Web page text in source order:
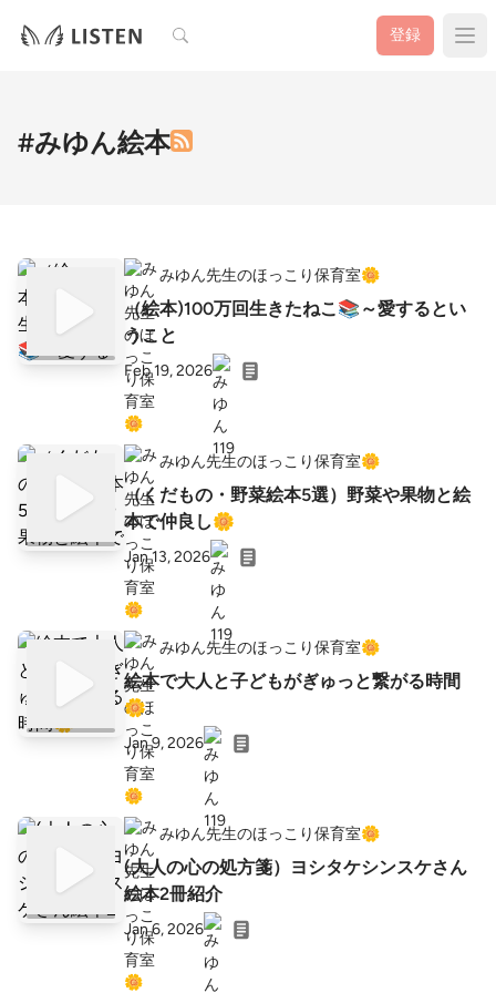
検索 登録
#みゆん絵本
みゆん先生のほっこり保育室🌼
（絵本)100万回生きたねこ📚～愛するとい
うこと
Feb 19, 2026
みゆん先生のほっこり保育室🌼
（くだもの・野菜絵本5選）野菜や果物と絵
本で仲良し🌼
Jan 13, 2026
みゆん先生のほっこり保育室🌼
絵本で大人と子どもがぎゅっと繋がる時間
🌼
Jan 9, 2026
みゆん先生のほっこり保育室🌼
(大人の心の処方箋）ヨシタケシンスケさん
絵本2冊紹介
Jan 6, 2026